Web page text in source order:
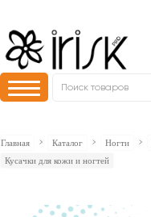
Главная Каталог Ногти
Кусачки для кожи и ногтей